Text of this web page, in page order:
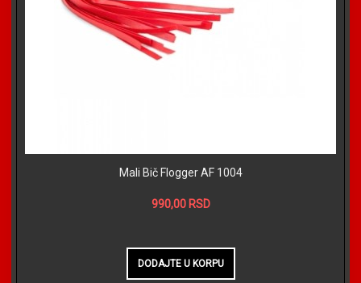
Mali Bič Flogger AF 1004
990,00 RSD